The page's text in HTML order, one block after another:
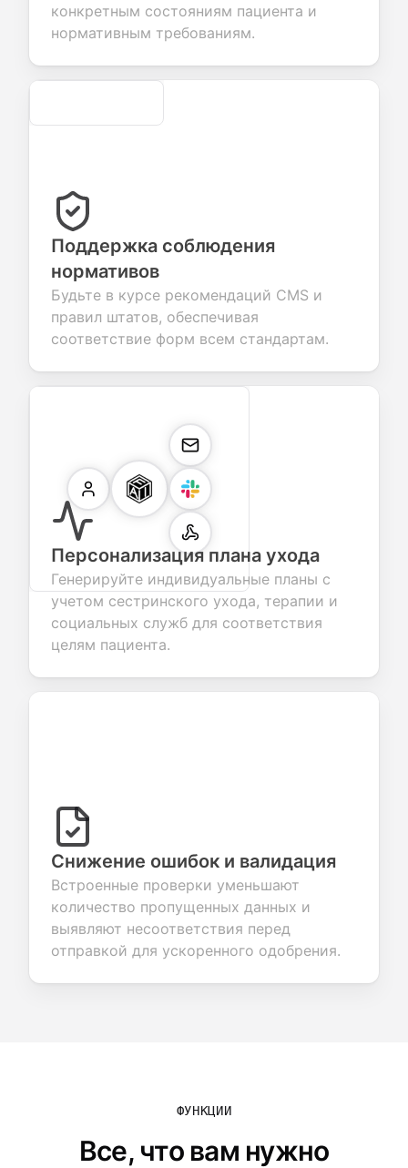
creation.
конкретным состояниям пациента и
нормативным требованиям.
Secure
Поддержка соблюдения
нормативов
Будьте в курсе рекомендаций CMS и
правил штатов, обеспечивая
соответствие форм всем стандартам.
Персонализация плана ухода
Генерируйте индивидуальные планы с
учетом сестринского ухода, терапии и
социальных служб для соответствия
целям пациента.
Снижение ошибок и валидация
Встроенные проверки уменьшают
количество пропущенных данных и
выявляют несоответствия перед
отправкой для ускоренного одобрения.
ФУНКЦИИ
Все, что вам нужно